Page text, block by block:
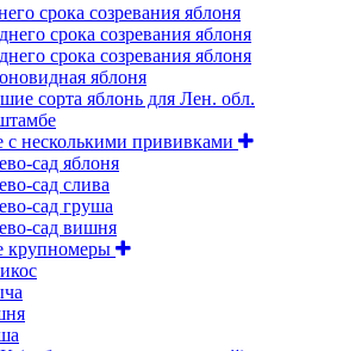
срока созревания яблоня
срока созревания яблоня
срока созревания яблоня
яблоня
сорта яблонь для Лен. обл.
несколькими прививками
сад яблоня
сад слива
сад груша
сад вишня
крупномеры